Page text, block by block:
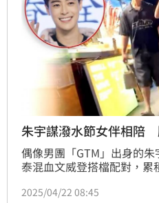
朱宇謀潑水節女伴相陪
偶像男團「GTM」出身的
泰混血文威登搭檔配對，
言，荷包滿滿，這次又有時
2025/04/22 08:45